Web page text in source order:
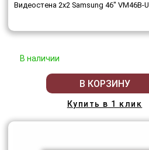
Видеостена 2x2 Samsung 46" VM46B-U
В наличии
В КОРЗИНУ
Купить в 1 клик